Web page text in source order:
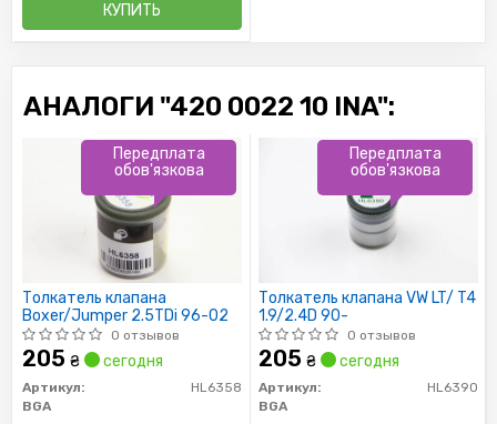
КУПИТЬ
АНАЛОГИ "420 0022 10 INA":
Толкатель клапана
Boxer/Jumper 2.5TDi 96-02
0 отзывов
205 ₴ сегодня
Артикул:
HL6358
BGA
Передплата
обов'язкова
Толкатель клапана VW LT/ T4
1.9/2.4D 90-
0 отзывов
205 ₴ сегодня
Артикул:
HL6390
BGA
Передплата
обов'язкова